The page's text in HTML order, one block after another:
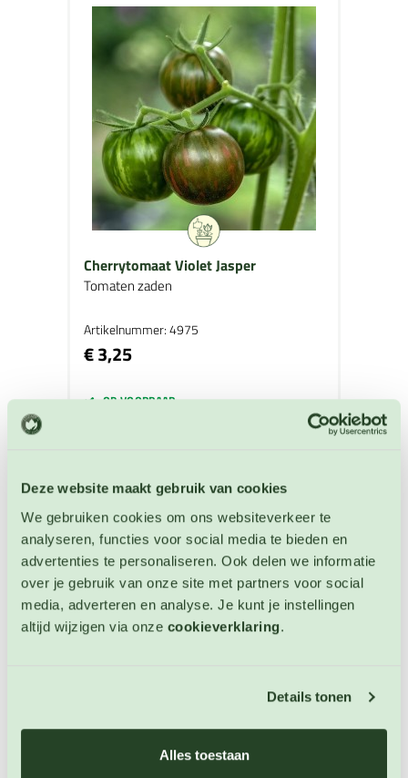
Deze website maakt gebruik van cookies
We gebruiken cookies om ons websiteverkeer te
analyseren, functies voor social media te bieden en
advertenties te personaliseren. Ook delen we informatie
over je gebruik van onze site met partners voor social
media, adverteren en analyse. Je kunt je instellingen
altijd wijzigen via onze cookieverklaring.
Details tonen
Alles toestaan
Cherrytomaat Violet Jasper
Tomaten zaden
Artikelnummer: 4975
€ 3,25
OP VOORRAAD